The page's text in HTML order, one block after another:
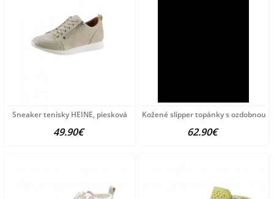
Sneaker tenisky HEINE, piesková
49.90€
Kožené slipper topánky s ozdobnou
62.90€